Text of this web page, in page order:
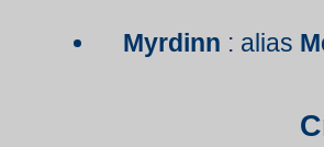
Myrdinn : alias